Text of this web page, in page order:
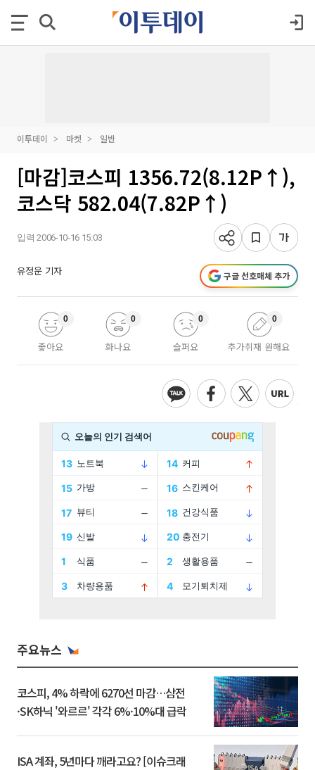
이투데이 마켓 일반
[마감]코스피 1356.72(8.12P↑),
코스닥 582.04(7.82P↑)
입력 2006-10-16 15:03
유정운 기자 구글 선호매체 추가
좋아요
0
화나요
0
슬퍼요
0
추가취재 원해요
0
주요뉴스
코스피, 4% 하락에 6270선 마감…삼전
·SK하닉 '와르르' 각각 6%·10%대 급락
ISA 계좌, 5년마다 깨라고요? [이슈크래